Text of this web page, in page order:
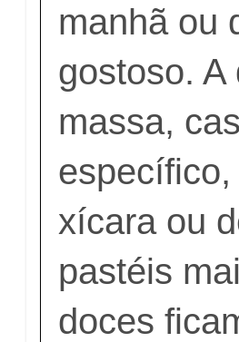
manhã ou
gostoso.
massa,
xícara ou
pastéis
doces